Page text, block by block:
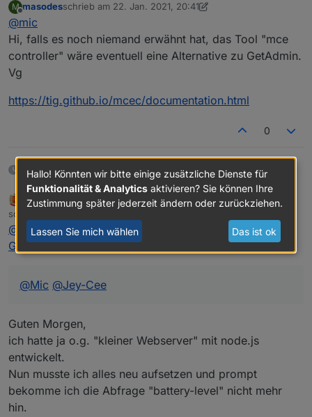
Falls ihr übrigens ein anderes Tool / Software für
per URLs steuerbar ist, baue ich das gerne mit in den
Adapter ein.
Mir ist nur nichts vergleichbares bekannt.
M
Offline
masodesschrieb am 22. Jan. 2021, 20:41
zuletzt editiert von masodes
@mic
Hi, falls es noch niemand erwähnt hat, das Tool "mce
controller" wäre eventuell eine Alternative zu GetAdmin.
Vg
https://tig.github.io/mcec/documentation.html
0
15 Tagen später
Online
bahnuhr FORUM TESTING MOST ACTIVE
schrieb am
zuletzt editiert von
@ qlinksagte inTest Adapter Windows-Control v0.1.x
GitHub:
@Mic @Jey-Cee
Guten Morgen,
ich hatte ja o.g. "kleiner Webserver" mit node.js
entwickelt.
Nun musste ich alles neu aufsetzen und prompt
bekomme ich die Abfrage "battery-level" nicht mehr
hin.
Hallo! Könnten wir bitte einige zusätzliche Dienste für
Funktionalität & Analytics aktivieren? Sie können Ihre
Zustimmung später jederzeit ändern oder zurückziehen.
Lassen Sie mich wählen Das ist ok